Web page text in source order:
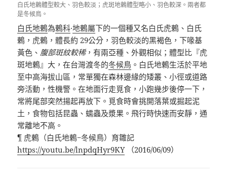
白氏地鶇體型較大、羽色較淡；虎斑地鶇體型略小、羽色較深。兩者都
是冬候鳥。
白氏地鶇為鶇科·地鶇屬下的一個種又名白氏虎鶇、白氏
鶇，虎鶇，體長約 29公分，羽色較淡的黑褐色，下喙基
黃色、腹部斑紋較稀，有兩亞種、外觀相似；體型比『虎
斑地鶇』大，在台灣渡冬的冬候鳥 。白氏地鶇生活於平地
至中高海拔山區，常單獨在森林邊緣的矮叢、小徑或道路
旁活動，性機警。在地面行走覓食，小跑幾步後停一下，
常將尾部突然揚起再放下。覓食時會挑開落葉或掘起泥
土，食物包括昆蟲、蠕蟲及漿果。飛行時快速而安靜，通
常離地不高。
¶ 虎鶇（白氏地鶇−冬候鳥）育雛記
https://youtu.be/lnpdqHyr9KY（2016/06/09）